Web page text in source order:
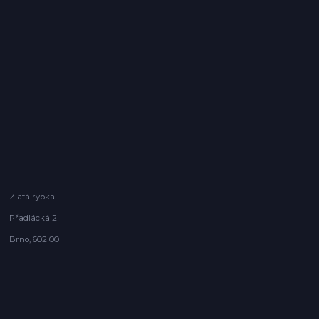
Zlatá rybka
Přadlácká 2
Brno, 602 00